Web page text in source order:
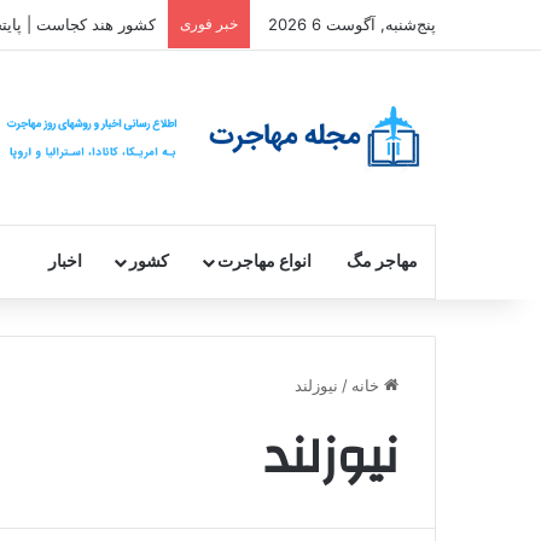
پنج‌شنبه, آگوست 6 2026 خبر فوری کشور هند کجاست |
مهاجر مگ انواع مهاجرت کشور اخبار
خانه / نیوزلند
نیوزلند